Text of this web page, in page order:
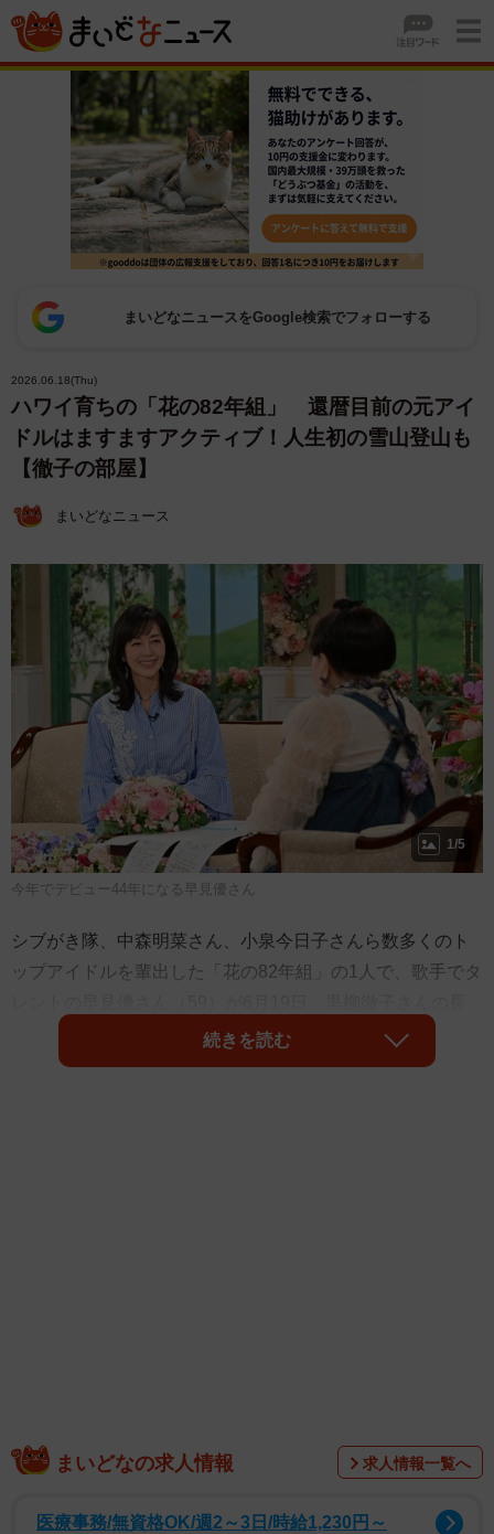
まいどなニュースをGoogle検索でフォローする
2026.06.18(Thu)
ハワイ育ちの「花の82年組」 還暦目前の元アイ
ドルはますますアクティブ！人生初の雪山登山も
【徹子の部屋】
まいどなニュース
1/5
今年でデビュー44年になる早見優さん
シブがき隊、中森明菜さん、小泉今日子さんら数多くのト
ップアイドルを輩出した「花の82年組」の1人で、歌手でタ
寿トーク番組「徹子の部屋」（テレビ朝日系、午後1時放
送）に出演します。
続きを読む
まいどなの求人情報 求人情報一覧へ
医療事務/無資格OK/週2～3日/時給1,230円～